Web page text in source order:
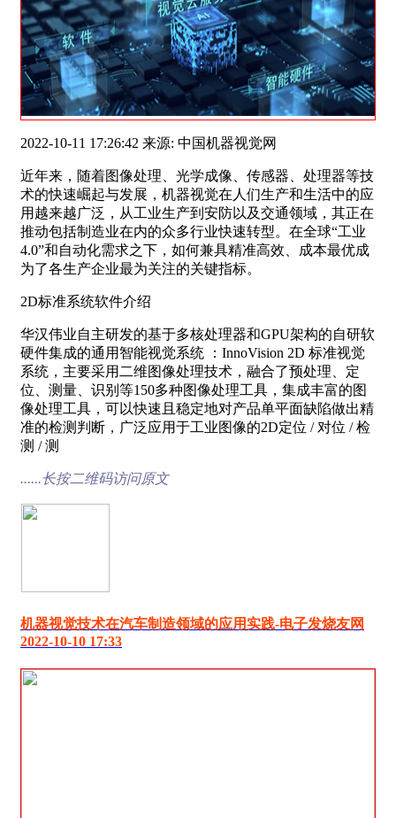
2022-10-11 17:26:42 来源: 中国机器视觉网
近年来，随着图像处理、光学成像、传感器、处理器等技
术的快速崛起与发展，机器视觉在人们生产和生活中的应
用越来越广泛，从工业生产到安防以及交通领域，其正在
推动包括制造业在内的众多行业快速转型。在全球“工业
4.0”和自动化需求之下，如何兼具精准高效、成本最优成
为了各生产企业最为关注的关键指标。
2D标准系统软件介绍
华汉伟业自主研发的基于多核处理器和GPU架构的自研软
硬件集成的通用智能视觉系统 ：InnoVision 2D 标准视觉
系统，主要采用二维图像处理技术，融合了预处理、定
位、测量、识别等150多种图像处理工具，集成丰富的图
像处理工具，可以快速且稳定地对产品单平面缺陷做出精
准的检测判断，广泛应用于工业图像的2D定位 / 对位 / 检
测 / 测
......长按二维码访问原文
机器视觉技术在汽车制造领域的应用实践-电子发烧友网
2022-10-10 17:33